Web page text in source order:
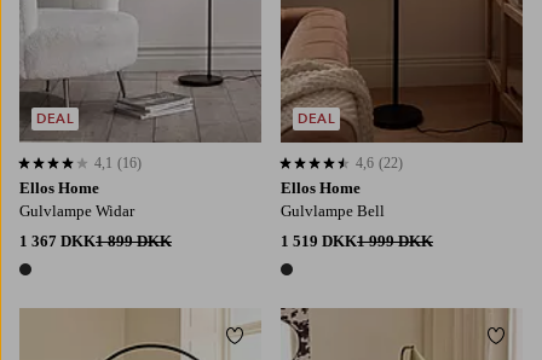
Ellos Home
Gulvlampe Widar
1 367 DKK1 899 DKK
1 farve
4,1 baseret på 16 bedømmelser
4,1 (16)
DEAL
Ellos Home
Gulvlampe Bell
1 519 DKK1 999 DKK
1 farve
4,6 baseret på 22 bedømmelser
4,6 (22)
DEAL
Tilføj til favoritter